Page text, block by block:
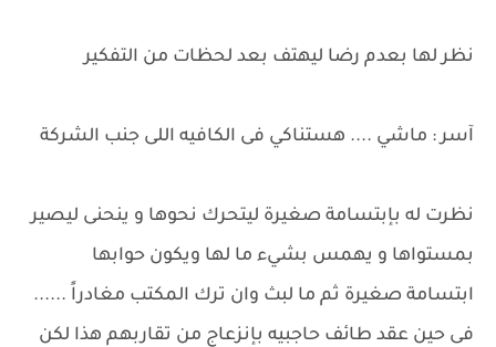
نظر لها بعدم رضا ليهتف بعد لحظات من التفكير
آسر : ماشي .... هستناكي فى الكافيه اللى جنب الشركة
نظرت له بإبتسامة صغيرة ليتحرك نحوها و ينحنى ليصير
بمستواها و يهمس بشيء ما لها ويكون حوابها
ابتسامة صغيرة ثم ما لبث وان ترك المكتب مغادراً ......
فى حين عقد طائف حاجبيه بإنزعاج من تقاربهم هذا لكن